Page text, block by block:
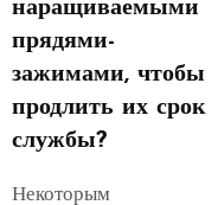
наращиваемыми
прядями-
зажимами, чтобы
продлить их срок
службы?
Некоторым